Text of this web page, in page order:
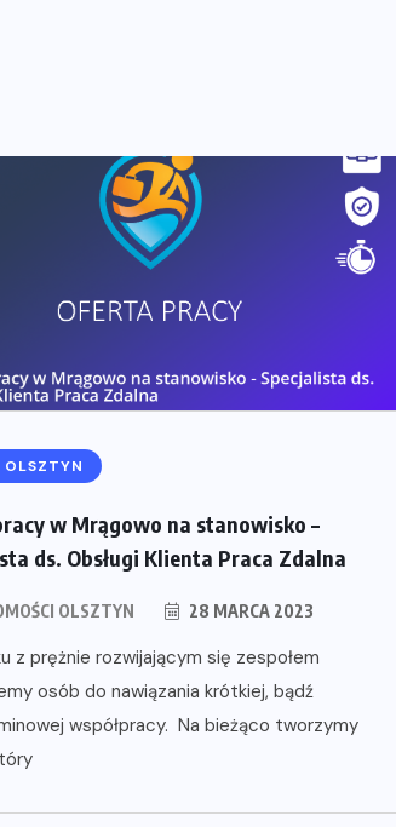
OLSZTYN
w Mrągowo na stanowisko –
ds. Obsługi Klienta Praca Zdalna
OLSZTYN 28 MARCA 2023
z prężnie rozwijającym się zespołem
osób do nawiązania krótkiej, bądź
współpracy. Na bieżąco tworzymy